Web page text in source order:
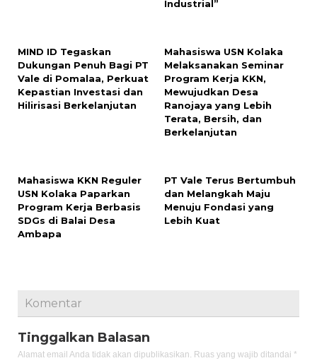
Industrial”
MIND ID Tegaskan
Dukungan Penuh Bagi PT
Vale di Pomalaa, Perkuat
Kepastian Investasi dan
Hilirisasi Berkelanjutan
Mahasiswa USN Kolaka
Melaksanakan Seminar
Program Kerja KKN,
Mewujudkan Desa
Ranojaya yang Lebih
Terata, Bersih, dan
Berkelanjutan
Mahasiswa KKN Reguler
USN Kolaka Paparkan
Program Kerja Berbasis
SDGs di Balai Desa
Ambapa
PT Vale Terus Bertumbuh
dan Melangkah Maju
Menuju Fondasi yang
Lebih Kuat
Komentar
Tinggalkan Balasan
Alamat email Anda tidak akan dipublikasikan. Ruas yang wajib ditandai *